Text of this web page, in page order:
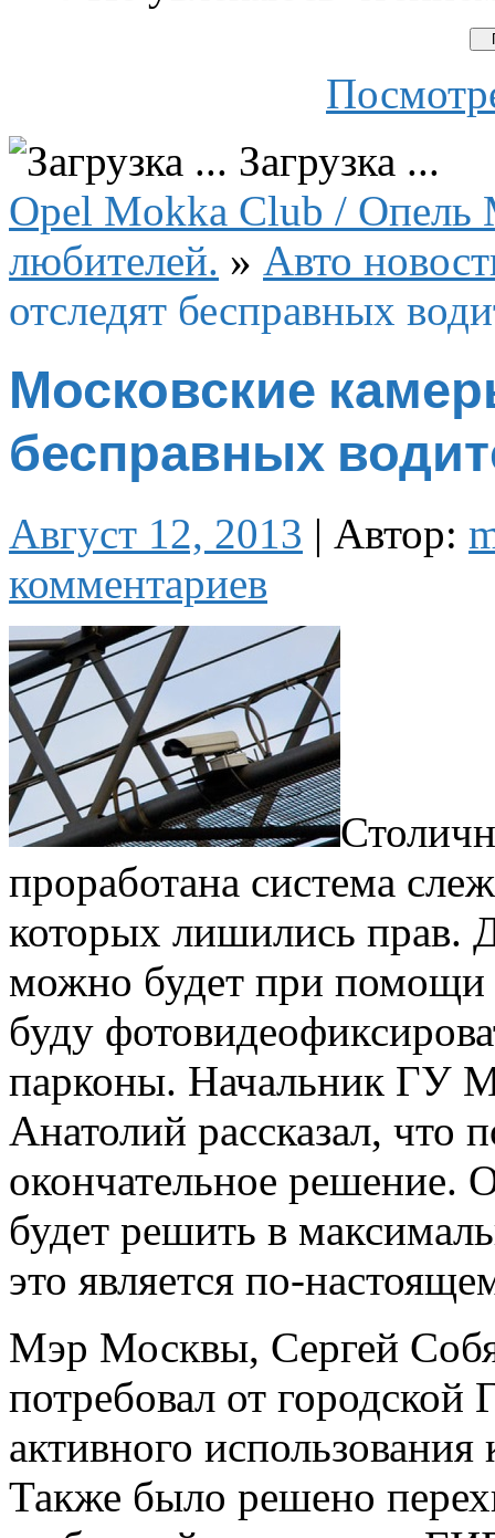
Загрузка ...
Opel Mokka Club / Опель
любителей. » Авто
отследят бесправных
Московские
бесправных
Август 12, 2013 | Автор:
комментариев
проработана система
которых лишились прав.
можно будет при помощи
буду
парконы. Начальник ГУ
Анатолий рассказал, что
окончательное решение.
будет решить в
это является по-
Мэр Москвы, Сергей
потребовал от городской
активного
Также было решено